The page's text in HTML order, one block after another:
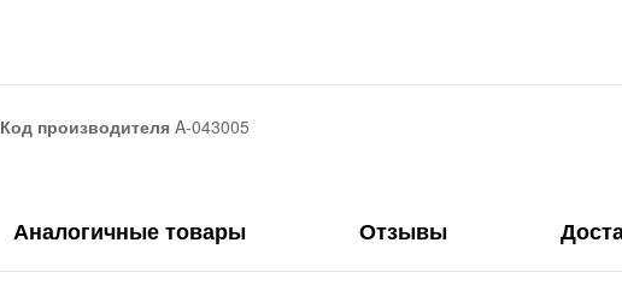
Код производителяA-043005
Аналогичные товары Отзывы